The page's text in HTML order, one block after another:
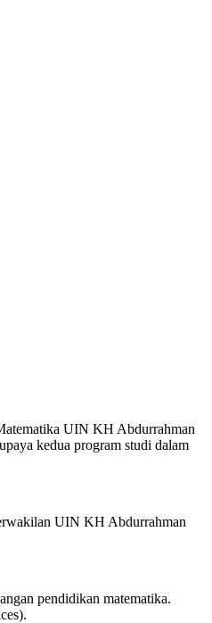
UIN KH Abdurrahman
kedua program studi dalam
UIN KH Abdurrahman
pendidikan matematika.